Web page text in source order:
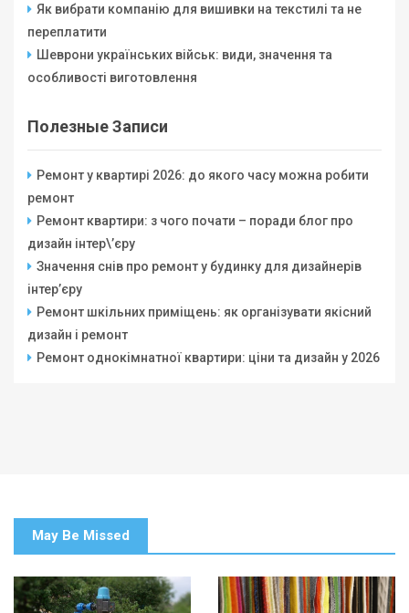
Як вибрати компанію для вишивки на текстилі та не
переплатити
Шеврони українських військ: види, значення та
особливості виготовлення
Полезные Записи
Ремонт у квартирі 2026: до якого часу можна робити
ремонт
Ремонт квартири: з чого почати – поради блог про
дизайн інтер\’єру
Значення снів про ремонт у будинку для дизайнерів
інтер’єру
Ремонт шкільних приміщень: як організувати якісний
дизайн і ремонт
Ремонт однокімнатної квартири: ціни та дизайн у 2026
May Be Missed